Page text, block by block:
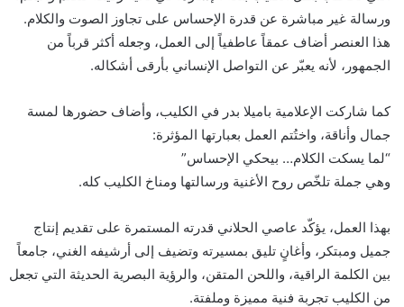
ورسالة غير مباشرة عن قدرة الإحساس على تجاوز الصوت والكلام.
هذا العنصر أضاف عمقاً عاطفياً إلى العمل، وجعله أكثر قرباً من
الجمهور، لأنه يعبّر عن التواصل الإنساني بأرقى أشكاله.
كما شاركت الإعلامية باميلا بدر في الكليب، وأضاف حضورها لمسة
جمال وأناقة، واختُتم العمل بعبارتها المؤثرة:
“لما يسكت الكلام… بيحكي الإحساس”
وهي جملة تلخّص روح الأغنية ورسالتها ومناخ الكليب كله.
بهذا العمل، يؤكّد عاصي الحلاني قدرته المستمرة على تقديم إنتاج
جميل ومبتكر، وأغانٍ تليق بمسيرته وتضيف إلى أرشيفه الغني، جامعاً
بين الكلمة الراقية، واللحن المتقن، والرؤية البصرية الحديثة التي تجعل
من الكليب تجربة فنية مميزة وملفتة.